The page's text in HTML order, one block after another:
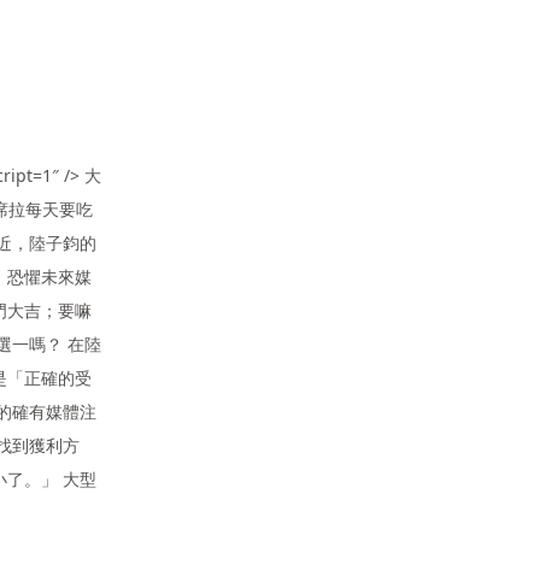
/> 大
拉每天要吃
，陸子鈞的
恐懼未來媒
大吉；要嘛
一嗎？ 在陸
「正確的受
確有媒體注
到獲利方
了。」 大型